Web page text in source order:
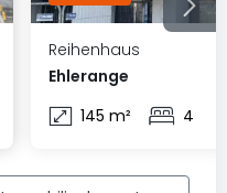
Reihenhaus
Ehlerange
145 m²
4